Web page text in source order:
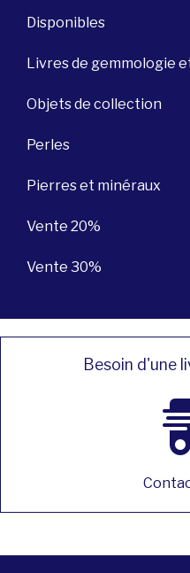
Disponibles
Livres de gemmologie
Objets de collection
Perles
Pierres et minéraux
Vente 20%
Vente 30%
Besoin d'une